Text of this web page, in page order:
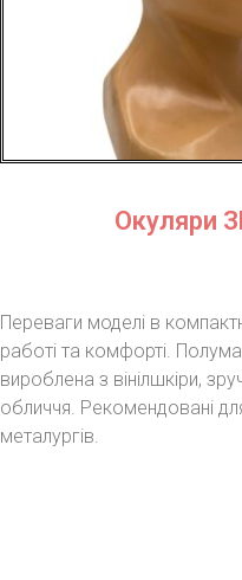
Окуляри
Переваги моделі в
работі та комфорті.
вироблена з вінілшкіри,
обличчя. Рекомендовані
металургів.